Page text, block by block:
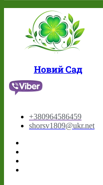
Новий Сад
+380964586459
shorsv1809@ukr.net